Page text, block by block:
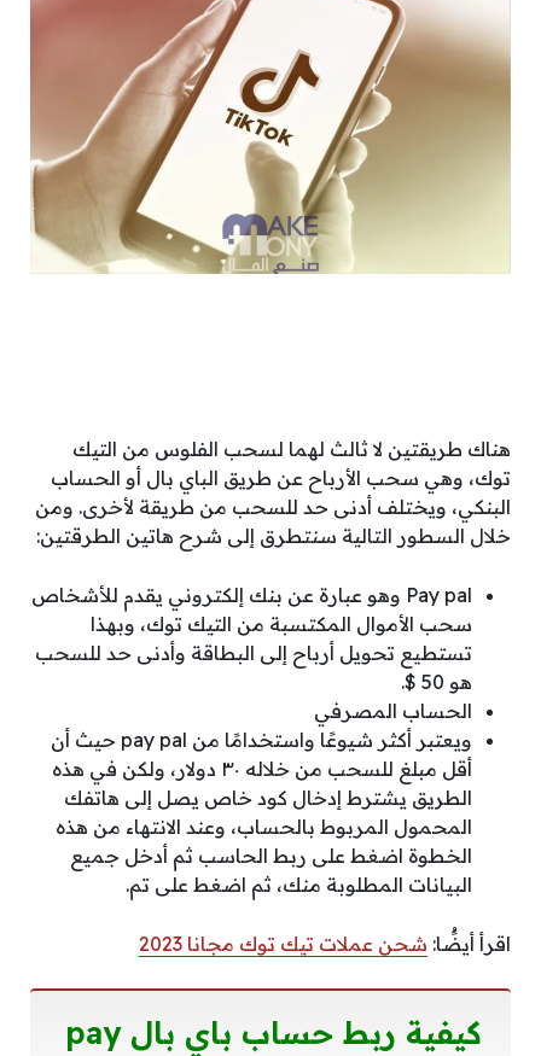
هناك طريقتين لا ثالث لهما لسحب الفلوس من التيك
توك، وهي سحب الأرباح عن طريق الباي بال أو الحساب
البنكي، ويختلف أدنى حد للسحب من طريقة لأخرى. ومن
خلال السطور التالية سنتطرق إلى شرح هاتين الطرقتين:
Pay pal وهو عبارة عن بنك إلكتروني يقدم للأشخاص
سحب الأموال المكتسبة من التيك توك، وبهذا
تستطيع تحويل أرباح إلى البطاقة وأدنى حد للسحب
هو 50 $.
الحساب المصرفي
ويعتبر أكثر شيوعًا واستخدامًا من pay pal حيث أن
أقل مبلغ للسحب من خلاله ٣٠ دولار، ولكن في هذه
الطريق يشترط إدخال كود خاص يصل إلى هاتفك
المحمول المربوط بالحساب، وعند الانتهاء من هذه
الخطوة اضغط على ربط الحاسب ثم أدخل جميع
البيانات المطلوبة منك، ثم اضغط على تم.
اقرأ أيضًُا: شحن عملات تيك توك مجانا 2023
كيفية ربط حساب باي بالpay